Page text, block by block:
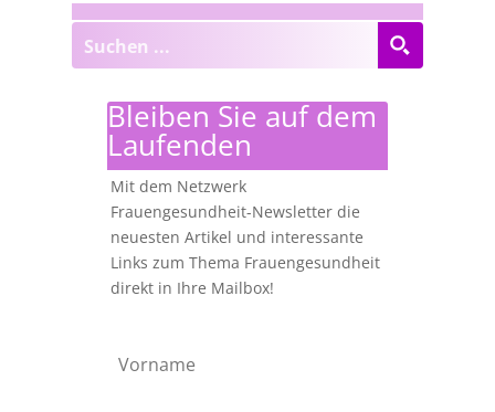
Bleiben Sie auf dem
Laufenden
Mit dem Netzwerk
Frauengesundheit-Newsletter die
neuesten Artikel und interessante
Links zum Thema Frauengesundheit
direkt in Ihre Mailbox!